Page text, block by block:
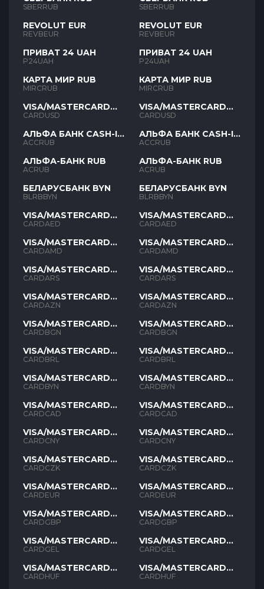
SBERRUB
REVOLUT EUR
REVBEUR
ПРИВАТ 24 UAH
P24UAH
КАРТА МИР RUB
MIRCRUB
VISA/MASTERCARD
USD
CARDUSD
АЛЬФА БАНК CASH-IN
RUB
ACCRUB
АЛЬФА-БАНК RUB
ACRUB
БЕЛАРУСБАНК BYN
BLRBBYN
VISA/MASTERCARD
AED
CARDAED
VISA/MASTERCARD
AMD
CARDAMD
VISA/MASTERCARD
ARS
CARDARS
VISA/MASTERCARD
AZN
CARDAZN
VISA/MASTERCARD
BGN
CARDBGN
VISA/MASTERCARD
BRL
CARDBRL
VISA/MASTERCARD
BYN
CARDBYN
VISA/MASTERCARD
CAD
CARDCAD
VISA/MASTERCARD
CNY
CARDCNY
VISA/MASTERCARD
CZK
CARDCZK
VISA/MASTERCARD
EUR
CARDEUR
VISA/MASTERCARD
GBP
CARDGBP
VISA/MASTERCARD
GEL
CARDGEL
VISA/MASTERCARD
HUF
CARDHUF
SBERRUB
REVOLUT EUR
REVBEUR
ПРИВАТ 24 UAH
P24UAH
КАРТА МИР RUB
MIRCRUB
VISA/MASTERCARD
USD
CARDUSD
АЛЬФА БАНК CASH-IN
RUB
ACCRUB
АЛЬФА-БАНК RUB
ACRUB
БЕЛАРУСБАНК BYN
BLRBBYN
VISA/MASTERCARD
AED
CARDAED
VISA/MASTERCARD
AMD
CARDAMD
VISA/MASTERCARD
ARS
CARDARS
VISA/MASTERCARD
AZN
CARDAZN
VISA/MASTERCARD
BGN
CARDBGN
VISA/MASTERCARD
BRL
CARDBRL
VISA/MASTERCARD
BYN
CARDBYN
VISA/MASTERCARD
CAD
CARDCAD
VISA/MASTERCARD
CNY
CARDCNY
VISA/MASTERCARD
CZK
CARDCZK
VISA/MASTERCARD
EUR
CARDEUR
VISA/MASTERCARD
GBP
CARDGBP
VISA/MASTERCARD
GEL
CARDGEL
VISA/MASTERCARD
HUF
CARDHUF